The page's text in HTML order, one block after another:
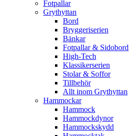
Fotpallar
Grythyttan
Bord
Bryggeriserien
Bänkar
Fotpallar & Sidobord
High-Tech
Klassikerserien
Stolar & Soffor
Tillbehör
Allt inom Grythyttan
Hammockar
Hammock
Hammockdynor
Hammockskydd